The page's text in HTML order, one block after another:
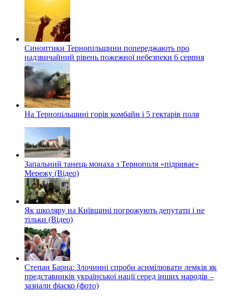
Синоптики Тернопільщини попереджають про
надзвичайний рівень пожежної небезпеки 6 серпня
На Тернопільщині горів комбайн і 5 гектарів поля
Запальний танець монаха з Тернополя «підриває»
Мережу (Відео)
Як школяру на Київщині погрожують депутати і не
тільки (Відео)
Степан Барна: Злочинні спроби асимілювати лемків як
представників української нації серед інших народів –
зазнали фіаско (фото)